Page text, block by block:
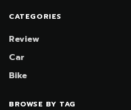
CATEGORIES
Review
Car
Bike
BROWSE BY TAG